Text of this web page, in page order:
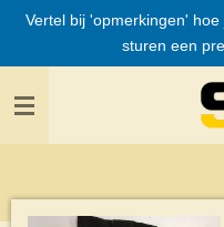
Ga
de
Vertel bij 'opmerkingen'
sturen een